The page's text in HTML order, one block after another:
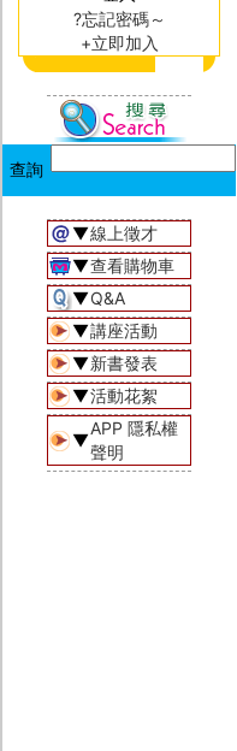
?忘記密碼～
+立即加入
▼線上徵才
▼查看購物車
▼Q&A
▼講座活動
▼新書發表
▼活動花絮
▼
APP 隱私權
聲明